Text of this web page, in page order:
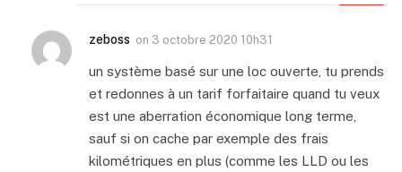
zeboss on 3 octobre 2020 10h31
un système basé sur une loc ouverte, tu prends
et redonnes à un tarif forfaitaire quand tu veux
est une aberration économique long terme,
sauf si on cache par exemple des frais
kilométriques en plus (comme les LLD ou les